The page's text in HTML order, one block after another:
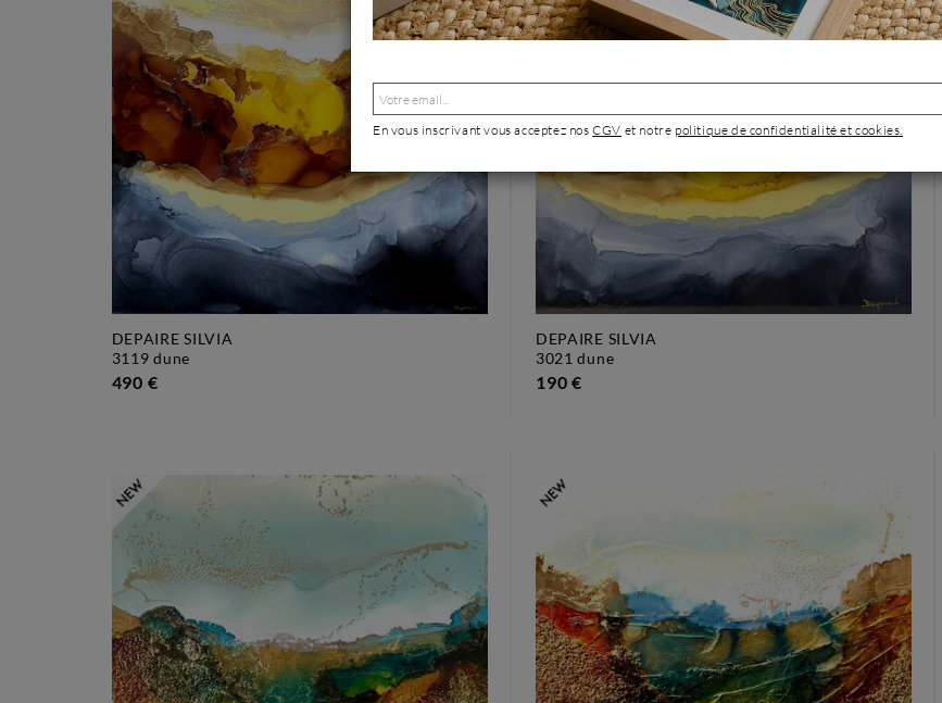
DEPAIRE SILVIA
3119 dune
490 €
DEPAIRE SILVIA
3021 dune
190 €
En vous inscrivant vous acceptez nosCGV et notre politique de confidentialité et cookies.